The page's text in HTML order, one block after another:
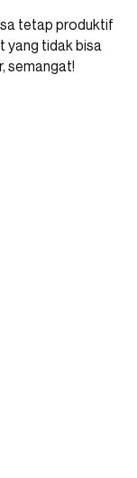
tetap produktif
yang tidak bisa
semangat!